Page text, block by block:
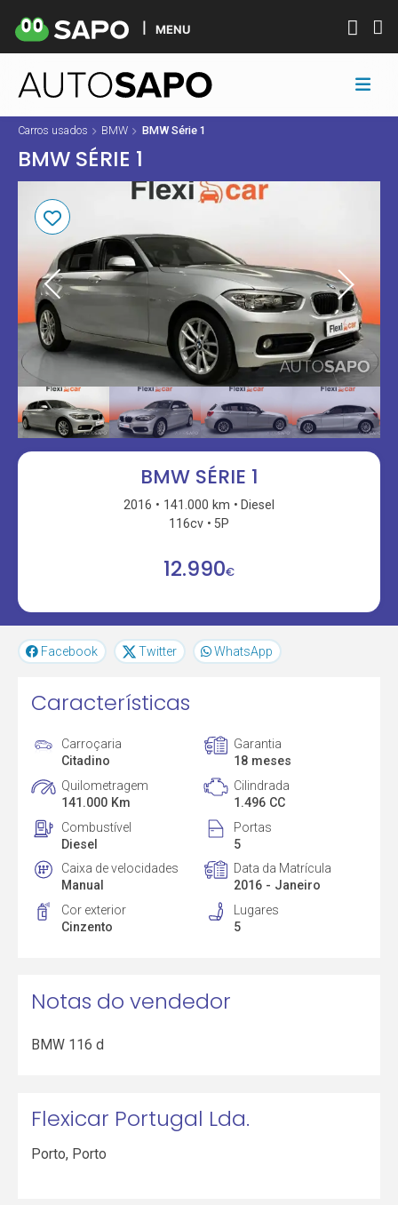
MENU
Carros usados BMW BMW Série 1
BMW SÉRIE 1
BMW SÉRIE 1
2016 141.000 km
Diesel
116cv
5P
12.990€
Facebook Twitter WhatsApp
Características
Carroçaria
Citadino
Garantia
18 meses
Quilometragem
141.000 Km
Cilindrada
1.496 CC
Combustível
Diesel
Portas
5
Caixa de velocidades
Manual
Data da Matrícula
2016 - Janeiro
Cor exterior
Cinzento
Lugares
5
Notas do vendedor
BMW 116 d
Flexicar Portugal Lda.
Porto, Porto